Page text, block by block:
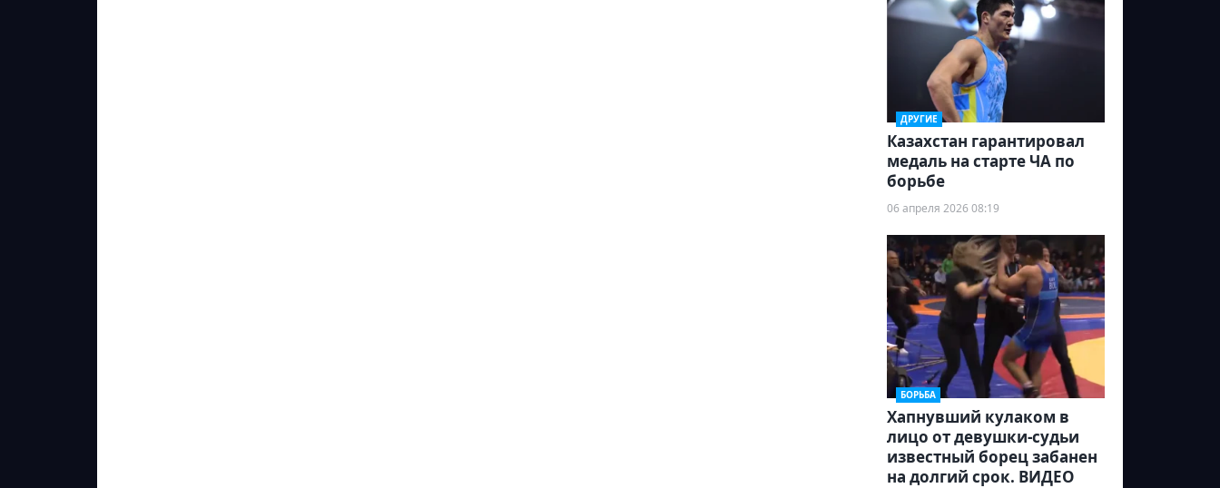
ДРУГИЕ
Казахстан гарантировал
медаль на старте ЧА по
борьбе
06 апреля 2026 08:19
БОРЬБА
Хапнувший кулаком в
лицо от девушки-судьи
известный борец забанен
на долгий срок. ВИДЕО